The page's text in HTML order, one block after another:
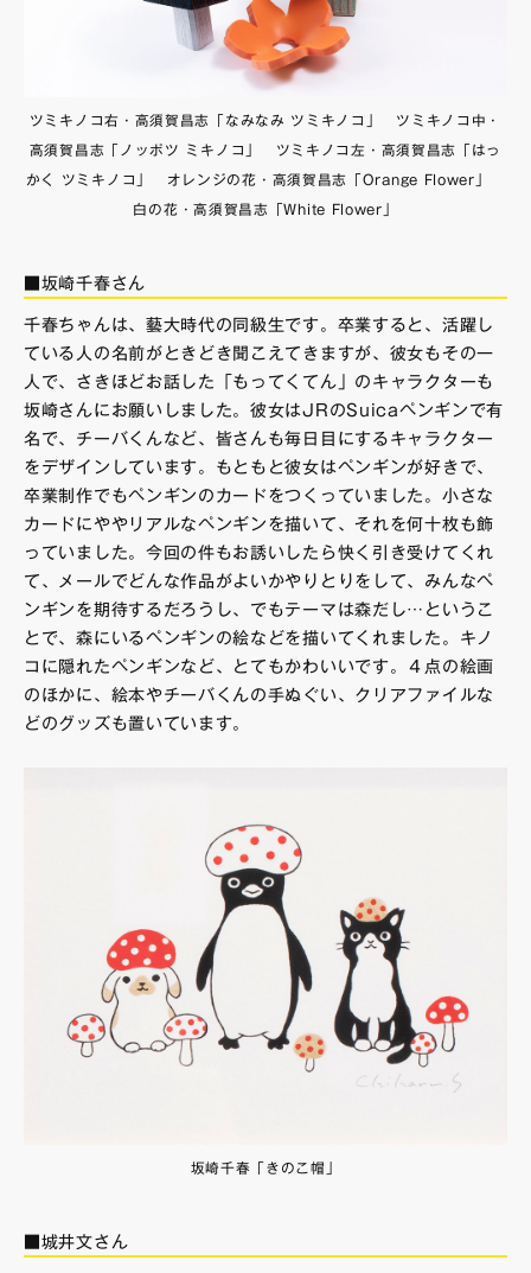
ツミキノコ右・高須賀昌志「なみなみ ツミキノコ」 ツミキノコ中・
高須賀昌志「ノッポツ ミキノコ」 ツミキノコ左・高須賀昌志「はっ
かく ツミキノコ」 オレンジの花・高須賀昌志「Orange Flower」
白の花・高須賀昌志「White Flower」
■坂崎千春さん
千春ちゃんは、藝大時代の同級生です。卒業すると、活躍し
ている人の名前がときどき聞こえてきますが、彼女もその一
人で、さきほどお話した「もってくてん」のキャラクターも
坂崎さんにお願いしました。彼女はJRのSuicaペンギンで有
名で、チーバくんなど、皆さんも毎日目にするキャラクター
をデザインしています。もともと彼女はペンギンが好きで、
卒業制作でもペンギンのカードをつくっていました。小さな
カードにややリアルなペンギンを描いて、それを何十枚も飾
っていました。今回の件もお誘いしたら快く引き受けてくれ
て、メールでどんな作品がよいかやりとりをして、みんなペ
ンギンを期待するだろうし、でもテーマは森だし…というこ
とで、森にいるペンギンの絵などを描いてくれました。キノ
コに隠れたペンギンなど、とてもかわいいです。４点の絵画
のほかに、絵本やチーバくんの手ぬぐい、クリアファイルな
どのグッズも置いています。
坂崎千春「きのこ帽」
■城井文さん